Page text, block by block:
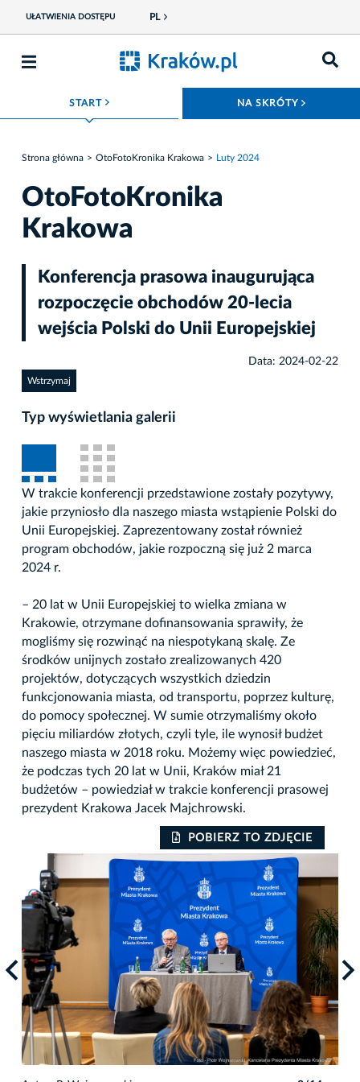
UŁATWIENIA DOSTĘPU PL
START ROZWIŃ MENU NA SKRÓTY
Strona główna OtoFotoKronika Krakowa Luty 2024
OtoFotoKronika
Krakowa
Konferencja prasowa inaugurująca
rozpoczęcie obchodów 20-lecia
wejścia Polski do Unii Europejskiej
Data: 2024-02-22
Wstrzymaj
Typ wyświetlania galerii
W trakcie konferencji przedstawione zostały pozytywy,
jakie przyniosło dla naszego miasta wstąpienie Polski do
Unii Europejskiej. Zaprezentowany został również
program obchodów, jakie rozpoczną się już 2 marca
2024 r.
– 20 lat w Unii Europejskiej to wielka zmiana w
Krakowie, otrzymane dofinansowania sprawiły, że
mogliśmy się rozwinąć na niespotykaną skalę. Ze
środków unijnych zostało zrealizowanych 420
projektów, dotyczących wszystkich dziedzin
funkcjonowania miasta, od transportu, poprzez kulturę,
do pomocy społecznej. W sumie otrzymaliśmy około
pięciu miliardów złotych, czyli tyle, ile wynosił budżet
naszego miasta w 2018 roku. Możemy więc powiedzieć,
że podczas tych 20 lat w Unii, Kraków miał 21
budżetów – powiedział w trakcie konferencji prasowej
prezydent Krakowa Jacek Majchrowski.
POBIERZ TO ZDJĘCIE